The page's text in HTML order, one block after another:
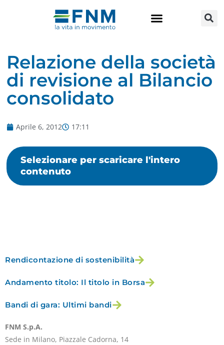
Relazione della società
di revisione al Bilancio
consolidato
Aprile 6, 2012 17:11
Selezionare per scaricare l'intero
contenuto
Rendicontazione di sostenibilità
Andamento titolo: Il titolo in Borsa
Bandi di gara: Ultimi bandi
FNM S.p.A.
Sede in Milano, Piazzale Cadorna, 14